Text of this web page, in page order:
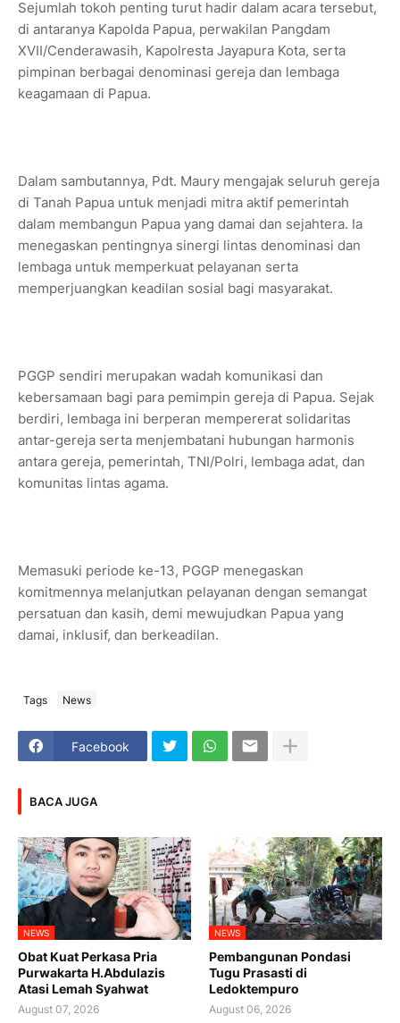
Sejumlah tokoh penting turut hadir dalam acara tersebut,
di antaranya Kapolda Papua, perwakilan Pangdam
XVII/Cenderawasih, Kapolresta Jayapura Kota, serta
pimpinan berbagai denominasi gereja dan lembaga
keagamaan di Papua.
Dalam sambutannya, Pdt. Maury mengajak seluruh gereja
di Tanah Papua untuk menjadi mitra aktif pemerintah
dalam membangun Papua yang damai dan sejahtera. Ia
menegaskan pentingnya sinergi lintas denominasi dan
lembaga untuk memperkuat pelayanan serta
memperjuangkan keadilan sosial bagi masyarakat.
PGGP sendiri merupakan wadah komunikasi dan
kebersamaan bagi para pemimpin gereja di Papua. Sejak
berdiri, lembaga ini berperan mempererat solidaritas
antar-gereja serta menjembatani hubungan harmonis
antara gereja, pemerintah, TNI/Polri, lembaga adat, dan
komunitas lintas agama.
Memasuki periode ke-13, PGGP menegaskan
komitmennya melanjutkan pelayanan dengan semangat
persatuan dan kasih, demi mewujudkan Papua yang
damai, inklusif, dan berkeadilan.
Tags News
Facebook
BACA JUGA
NEWS
Obat Kuat Perkasa Pria
Purwakarta H.Abdulazis
Atasi Lemah Syahwat
August 07, 2026
NEWS
Pembangunan Pondasi
Tugu Prasasti di
Ledoktempuro
August 06, 2026